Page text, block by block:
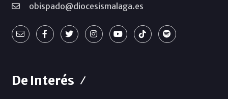
obispado@diocesismalaga.es
De Interés